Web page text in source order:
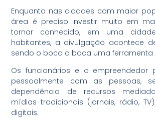
Enquanto nas cidades com maior
área é preciso investir muito em
tornar conhecido, em uma
habitantes, a divulgação acontece
sendo o boca a boca uma ferramenta
Os funcionários e o empreendedor
pessoalmente com as pessoas,
dependência de recursos
mídias tradicionais (jornais, rádio,
digitais.